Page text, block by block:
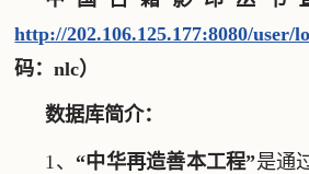
http://202.106.125.177:8080/user/
码：nlc）
数据库简介：
1、 “中华再造善本工程”是通